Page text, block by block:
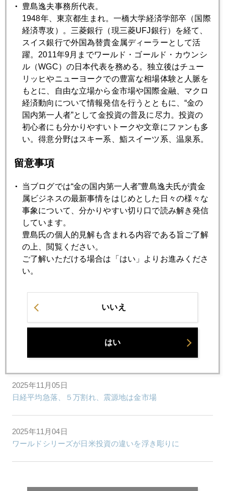
2025年11月17日
米利下げ観測後退の影響が拡大中
2025年11月14日
米テック株大波乱の日に金ＹｏｕＴｕｂｅ公開
2025年11月13日
金 ４２００ドル再突破
若い世代、老後に金価格はいくらになるか？
2025年11月11日
金、再噴火
2025年11月10日
金、上抜け ４０８０ドル
2025年11月07日
伏兵、米労働統計悪化
2025年11月05日
日経平均急落、５万割れ、震源地は金市場
2025年11月04日
ワールドシリーズが日米投資の違いを浮き彫りに
豊島逸夫事務所代表。
1948年、東京都生まれ。一橋大学経済学部卒（国際
経済専攻）。三菱銀行（現三菱UFJ銀行）を経て、
スイス銀行で外国為替貴金属ディーラーとして活
躍。2011年9月までワールド・ゴールド・カウンシ
ル（WGC）の日本代表を務める。独立後はチュー
リッヒやニューヨークでの豊富な相場体験と人脈を
もとに、自由な立場から金市場や国際金融、マクロ
経済動向について情報発信を行うとともに、“金の
国内第一人者”として金投資の普及に尽力。投資の
初心者にも分かりやすいトークや文章にファンも多
い。得意分野はスキー系、鮨スイーツ系、温泉系。
留意事項
当ブログでは“金の国内第一人者”豊島逸夫氏が貴金
属ビジネスの最新事情をはじめとした日々の様々な
事象について、分かりやすい切り口で読み解き発信
しています。
豊島氏の個人的見解も含まれる内容である旨ご了解
の上、閲覧ください。
ご了解いただける場合は「はい」よりお進みくださ
い。
いいえ
はい